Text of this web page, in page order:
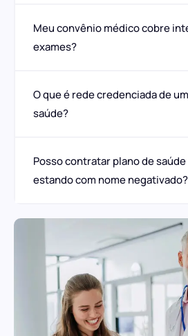
Meu convênio médico cobre
exames?
O que é rede credenciada de
saúde?
Posso contratar plano de
estando com nome negativado?